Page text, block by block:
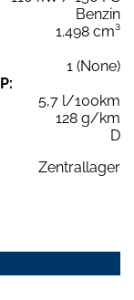
Benzin
1.498 cm³
1 (None)
5,7 l/100km
128 g/km
D
Zentrallager